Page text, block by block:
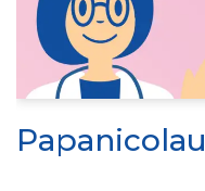
Papanicolau